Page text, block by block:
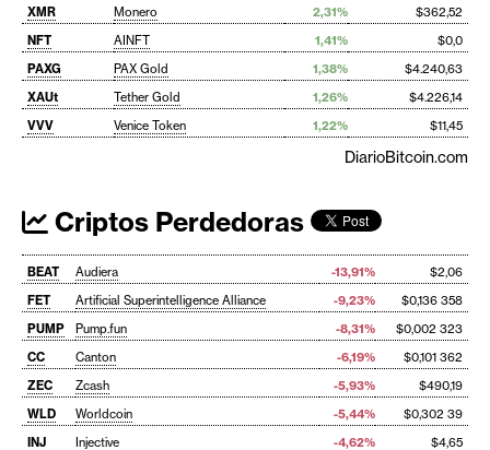
XMR
Monero 2,31%
$362,52
NFT
AINFT 1,41%
$0,0
PAXG
PAX Gold 1,38%
$4.240,63
XAUt
Tether Gold 1,26%
$4.226,14
VVV
Venice Token 1,22% $11,45
DiarioBitcoin.com
Criptos Perdedoras
BEAT Audiera -13,91%
$2,06
FET
Artificial Superintelligence Alliance -9,23%
$0,136 358
PUMP
Pump.fun -8,31%
$0,002 323
CC
Canton -6,19%
$0,101 362
ZEC
Zcash -5,93%
$490,19
WLD
Worldcoin -5,44%
$0,302 39
INJ
Injective -4,62% $4,65